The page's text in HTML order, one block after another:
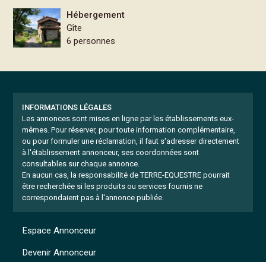
Hébergement
Gîte
6 personnes
INFORMATIONS LÉGALES
Les annonces sont mises en ligne par les établissements eux-
mêmes. Pour réserver, pour toute information complémentaire,
ou pour formuler une réclamation, il faut s'adresser directement
à l'établissement annonceur, ses coordonnées sont
consultables sur chaque annonce.
En aucun cas, la responsabilité de TERRE-EQUESTRE pourrait
être recherchée si les produits ou services fournis ne
correspondaient pas à l'annonce publiée.
Espace Annonceur
Devenir Annonceur